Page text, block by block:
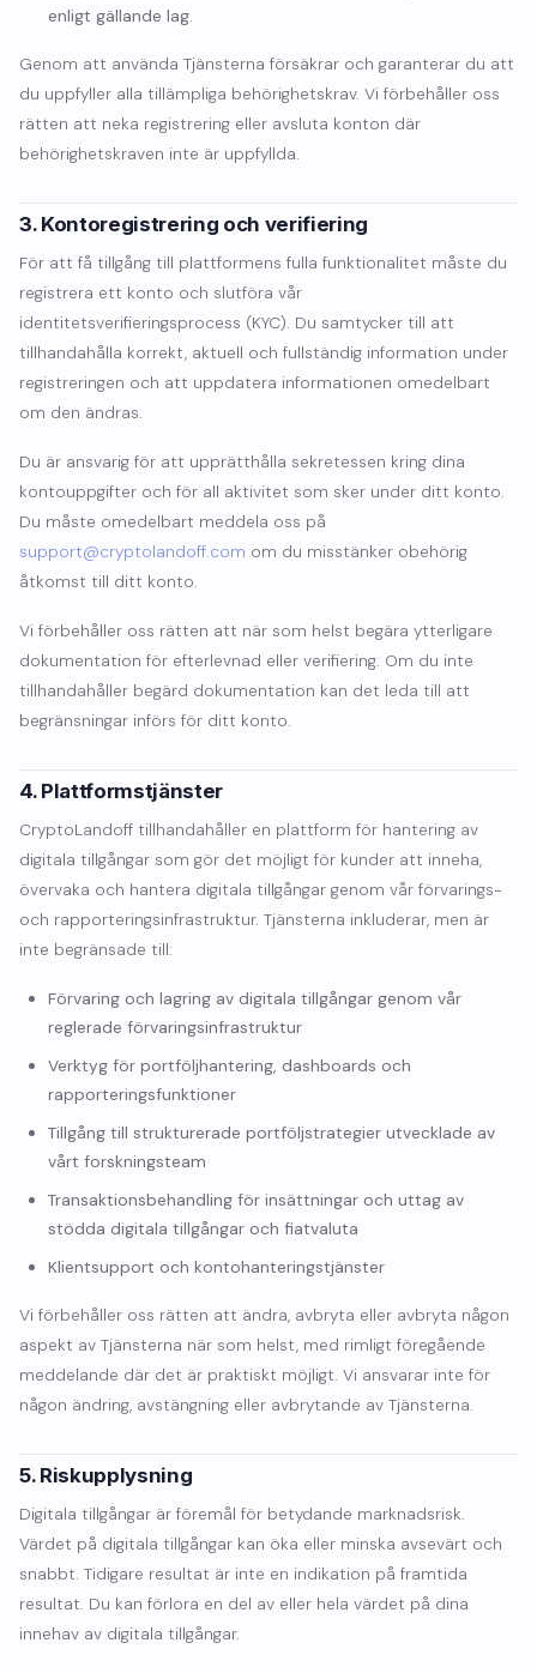
enligt gällande lag.
Genom att använda Tjänsterna försäkrar och garanterar du att
du uppfyller alla tillämpliga behörighetskrav. Vi förbehåller oss
rätten att neka registrering eller avsluta konton där
behörighetskraven inte är uppfyllda.
3. Kontoregistrering och verifiering
För att få tillgång till plattformens fulla funktionalitet måste du
registrera ett konto och slutföra vår
identitetsverifieringsprocess (KYC). Du samtycker till att
tillhandahålla korrekt, aktuell och fullständig information under
registreringen och att uppdatera informationen omedelbart
om den ändras.
Du är ansvarig för att upprätthålla sekretessen kring dina
kontouppgifter och för all aktivitet som sker under ditt konto.
Du måste omedelbart meddela oss på
support@cryptolandoff.com om du misstänker obehörig
åtkomst till ditt konto.
Vi förbehåller oss rätten att när som helst begära ytterligare
dokumentation för efterlevnad eller verifiering. Om du inte
tillhandahåller begärd dokumentation kan det leda till att
begränsningar införs för ditt konto.
4. Plattformstjänster
CryptoLandoff tillhandahåller en plattform för hantering av
digitala tillgångar som gör det möjligt för kunder att inneha,
övervaka och hantera digitala tillgångar genom vår förvarings-
och rapporteringsinfrastruktur. Tjänsterna inkluderar, men är
inte begränsade till:
Förvaring och lagring av digitala tillgångar genom vår
reglerade förvaringsinfrastruktur
Verktyg för portföljhantering, dashboards och
rapporteringsfunktioner
Tillgång till strukturerade portföljstrategier utvecklade av
vårt forskningsteam
Transaktionsbehandling för insättningar och uttag av
stödda digitala tillgångar och fiatvaluta
Klientsupport och kontohanteringstjänster
Vi förbehåller oss rätten att ändra, avbryta eller avbryta någon
aspekt av Tjänsterna när som helst, med rimligt föregående
meddelande där det är praktiskt möjligt. Vi ansvarar inte för
någon ändring, avstängning eller avbrytande av Tjänsterna.
5. Riskupplysning
Digitala tillgångar är föremål för betydande marknadsrisk.
Värdet på digitala tillgångar kan öka eller minska avsevärt och
snabbt. Tidigare resultat är inte en indikation på framtida
resultat. Du kan förlora en del av eller hela värdet på dina
innehav av digitala tillgångar.